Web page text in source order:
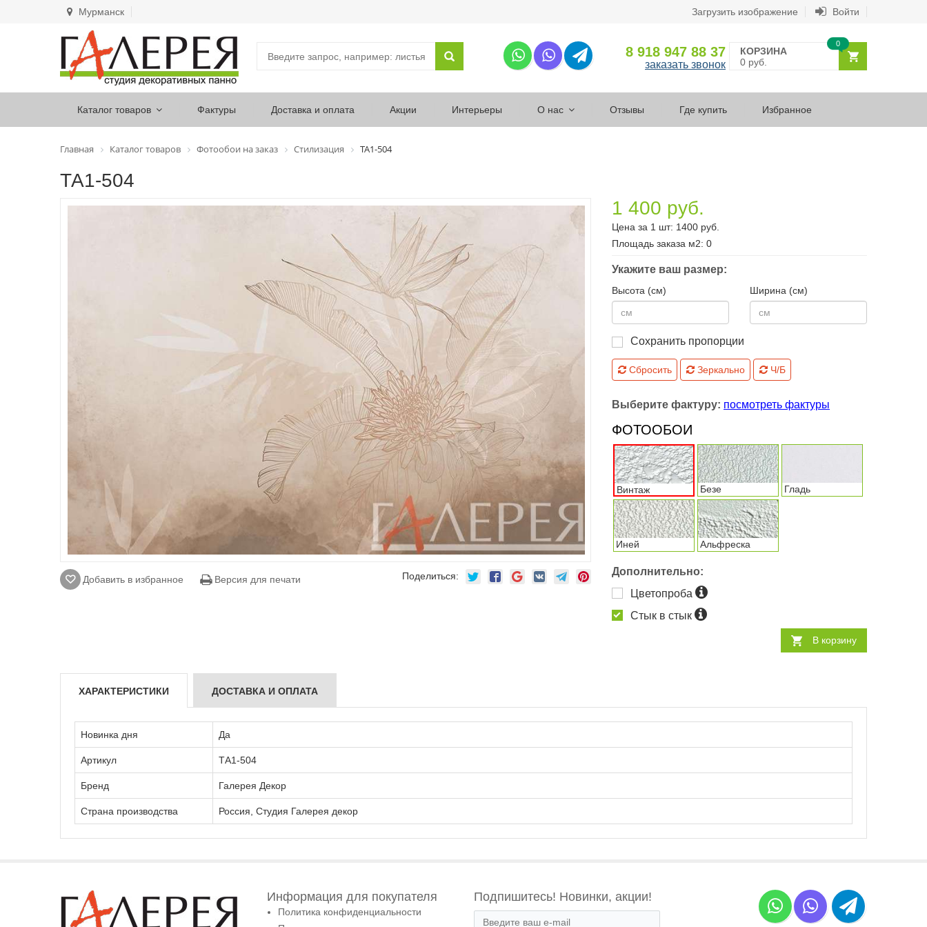
Мурманск Загрузить изображение Войти
8 918 947 88 37
заказать звонок
КОРЗИНА
0 руб.
0
Каталог товаров Фактуры Доставка и оплата Акции Интерьеры О нас Отзывы Где купить Избранное
Главная Каталог товаров Фотообои на заказ Стилизация ТА1-504
ТА1-504
Добавить в избранное Версия для печати Поделиться:
1 400 руб.
Цена за 1 шт: 1400 руб.
Площадь заказа м2: 0
Укажите ваш размер:
Высота (см) Ширина (см)
Сохранить пропорции
Сбросить Зеркально Ч/Б
Выберите фактуру: посмотреть фактуры
ФОТООБОИ
Винтаж Безе Гладь
Иней Альфреска
Дополнительно:
Цветопроба
Стык в стык
В корзину
ХАРАКТЕРИСТИКИ ДОСТАВКА И ОПЛАТА
Новинка дня Да
Артикул ТА1-504
Бренд Галерея Декор
Страна производства Россия, Студия Галерея декор
Информация для покупателя
Политика конфиденциальности
Подпишитесь! Новинки, акции!